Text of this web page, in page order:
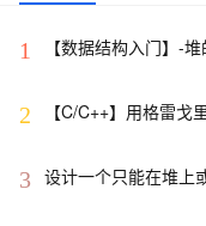
1 【数据结构入门】-
2 【C/C++】用格雷戈
3 设计一个只能在堆上